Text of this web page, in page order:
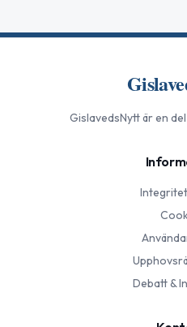
GislavedsNyttär en
Debatt &